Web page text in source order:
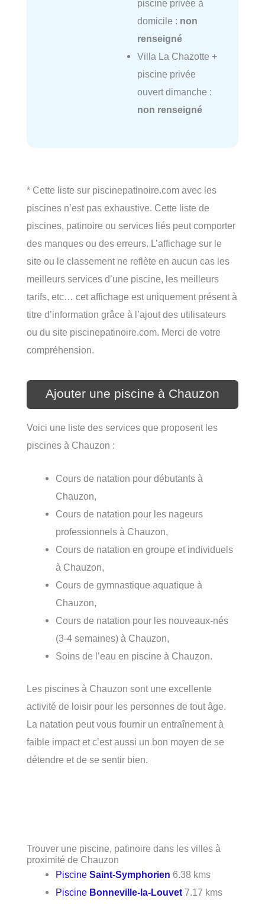
piscine privée à
domicile : non
renseigné
Villa La Chazotte +
piscine privée
ouvert dimanche :
non renseigné
* Cette liste sur piscinepatinoire.com avec les
piscines n’est pas exhaustive. Cette liste de
piscines, patinoire ou services liés peut comporter
des manques ou des erreurs. L’affichage sur le
site ou le classement ne reflète en aucun cas les
meilleurs services d’une piscine, les meilleurs
tarifs, etc… cet affichage est uniquement présent à
titre d’information grâce à l’ajout des utilisateurs
ou du site piscinepatinoire.com. Merci de votre
compréhension.
Ajouter une piscine à Chauzon
Voici une liste des services que proposent les
piscines à Chauzon :
Cours de natation pour débutants à
Chauzon,
Cours de natation pour les nageurs
professionnels à Chauzon,
Cours de natation en groupe et individuels
à Chauzon,
Cours de gymnastique aquatique à
Chauzon,
Cours de natation pour les nouveaux-nés
(3-4 semaines) à Chauzon,
Soins de l’eau en piscine à Chauzon.
Les piscines à Chauzon sont une excellente
activité de loisir pour les personnes de tout âge.
La natation peut vous fournir un entraînement à
faible impact et c’est aussi un bon moyen de se
détendre et de se sentir bien.
Trouver une piscine, patinoire dans les villes à
proximité de Chauzon
PiscineSaint-Symphorien 6.38 kms
Piscine Bonneville-la-Louvet 7.17 kms